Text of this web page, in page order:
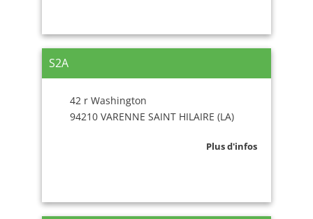
S2A
42 r Washington
94210 VARENNE SAINT HILAIRE (LA)
Plus d'infos